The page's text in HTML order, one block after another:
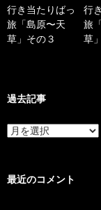
行き当たりばっ
旅「島原〜天
草」その３
行
旅
草
過去記事
過
最近のコメント